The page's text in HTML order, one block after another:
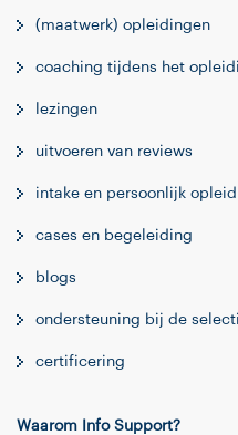
(maatwerk) opleidingen
coaching tijdens het
lezingen
uitvoeren van reviews
intake en persoonlijk
cases en begeleiding
blogs
ondersteuning bij de
certificering
Waarom Info Support?